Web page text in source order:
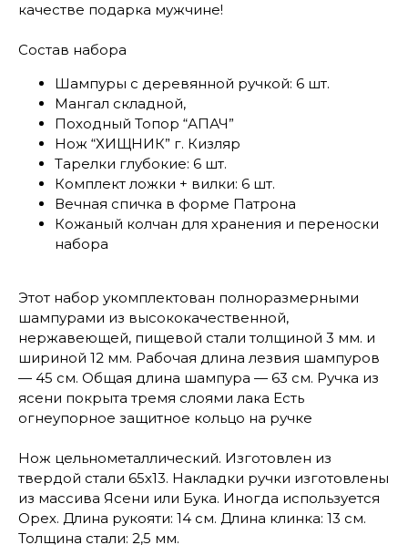
качестве подарка мужчине!
Состав набора
Шампуры с деревянной ручкой: 6 шт.
Мангал складной,
Походный Топор “АПАЧ”
Нож “ХИЩНИК” г. Кизляр
Тарелки глубокие: 6 шт.
Комплект ложки + вилки: 6 шт.
Вечная спичка в форме Патрона
Кожаный колчан для хранения и переноски
набора
Этот набор укомплектован полноразмерными
шампурами из высококачественной,
нержавеющей, пищевой стали толщиной 3 мм. и
шириной 12 мм. Рабочая длина лезвия шампуров
— 45 см. Общая длина шампура — 63 см. Ручка из
ясени покрыта тремя слоями лака Есть
огнеупорное защитное кольцо на ручке
Нож цельнометаллический. Изготовлен из
твердой стали 65х13. Накладки ручки изготовлены
из массива Ясени или Бука. Иногда используется
Орех. Длина рукояти: 14 см. Длина клинка: 13 см.
Толщина стали: 2,5 мм.